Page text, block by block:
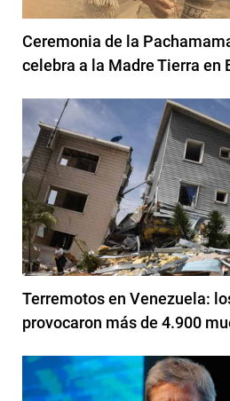
Ceremonia de la
celebra a la Madre Tierra en
Terremotos en Venezuela:
provocaron más de 4.900